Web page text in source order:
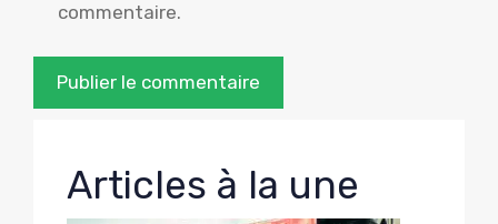
commentaire.
Articles à la une